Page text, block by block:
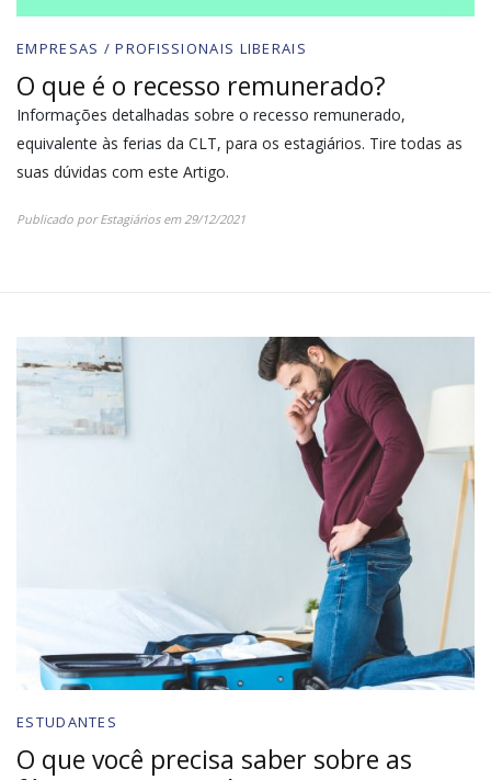
EMPRESAS / PROFISSIONAIS LIBERAIS
O que é o recesso remunerado?
Informações detalhadas sobre o recesso remunerado,
equivalente às ferias da CLT, para os estagiários. Tire todas as
suas dúvidas com este Artigo.
Publicado porEstagiáriosem29/12/2021
ESTUDANTES
O que você precisa saber sobre as